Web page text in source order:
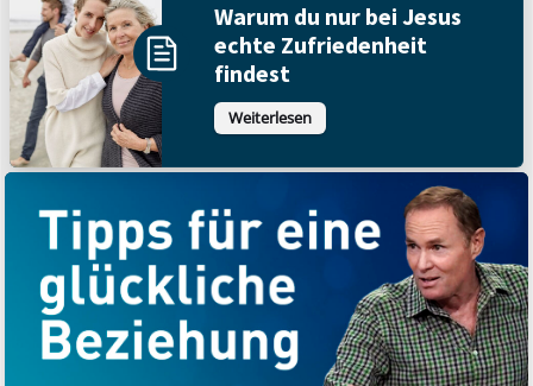
Warum du nur bei Jesus
echte Zufriedenheit
findest
Weiterlesen